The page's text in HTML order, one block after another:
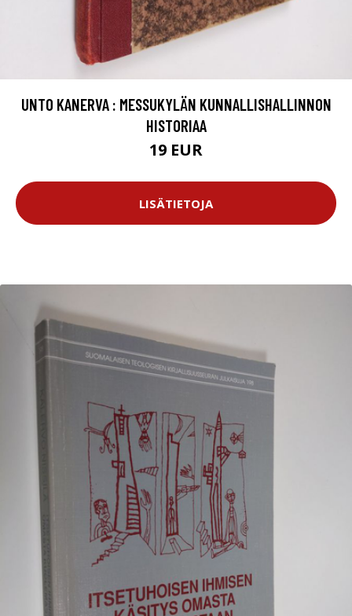
UNTO KANERVA : MESSUKYLÄN KUNNALLISHALLINNON
HISTORIAA
19 EUR
LISÄTIETOJA